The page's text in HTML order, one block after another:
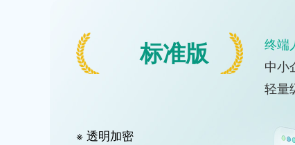
标准版
终端
中小
轻量
※ 透明加密